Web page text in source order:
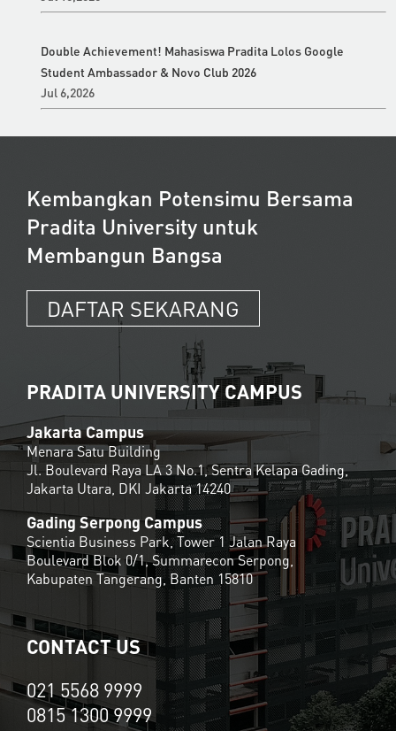
Double Achievement! Mahasiswa Pradita Lolos Google
Student Ambassador & Novo Club 2026
Jul 6,2026
Kembangkan Potensimu Bersama
Pradita University untuk
Membangun Bangsa
DAFTAR SEKARANG
PRADITA UNIVERSITY CAMPUS
Jakarta Campus
Menara Satu Building
Jl. Boulevard Raya LA 3 No.1, Sentra Kelapa Gading,
Jakarta Utara, DKI Jakarta 14240
Gading Serpong Campus
Scientia Business Park, Tower 1 Jalan Raya
Boulevard Blok 0/1, Summarecon Serpong,
Kabupaten Tangerang, Banten 15810
CONTACT US
021 5568 9999
0815 1300 9999